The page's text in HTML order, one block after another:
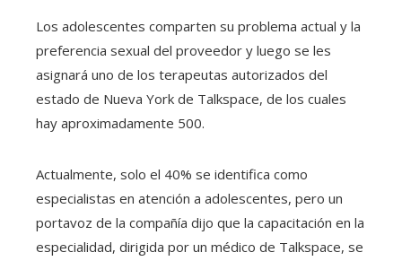
Los adolescentes comparten su problema actual y la
preferencia sexual del proveedor y luego se les
asignará uno de los terapeutas autorizados del
estado de Nueva York de Talkspace, de los cuales
hay aproximadamente 500.
Actualmente, solo el 40% se identifica como
especialistas en atención a adolescentes, pero un
portavoz de la compañía dijo que la capacitación en la
especialidad, dirigida por un médico de Talkspace, se